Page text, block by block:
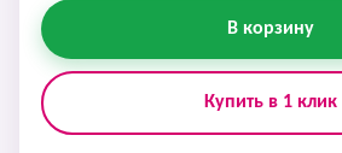
В корзину
Купить в 1 клик